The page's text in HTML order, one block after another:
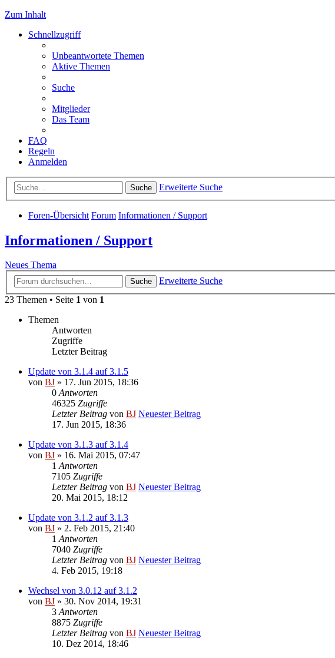
Zum Inhalt
Schnellzugriff
Unbeantwortete Themen
Aktive Themen
Suche
Mitglieder
Das Team
FAQ
Regeln
Anmelden
Suche Erweiterte Suche
Foren-Übersicht Forum Informationen / Support
Informationen / Support
Neues Thema
Suche
Erweiterte Suche
23 Themen • Seite 1 von 1
Themen
Antworten
Zugriffe
Letzter Beitrag
Update von 3.1.4 auf 3.1.5
von BJ » 17. Jun 2015, 18:36
0 Antworten
46325 Zugriffe
Letzter Beitrag von BJ Neuester Beitrag
17. Jun 2015, 18:36
Update von 3.1.3 auf 3.1.4
von BJ » 16. Mai 2015, 07:47
1 Antworten
7105 Zugriffe
Letzter Beitrag von BJ Neuester Beitrag
20. Mai 2015, 18:12
Update von 3.1.2 auf 3.1.3
von BJ » 2. Feb 2015, 21:40
1 Antworten
7040 Zugriffe
Letzter Beitrag von BJ Neuester Beitrag
4. Feb 2015, 19:18
Wechsel von 3.0.12 auf 3.1.2
von BJ » 30. Nov 2014, 19:31
3 Antworten
8875 Zugriffe
Letzter Beitrag von BJ Neuester Beitrag
10. Dez 2014, 18:46